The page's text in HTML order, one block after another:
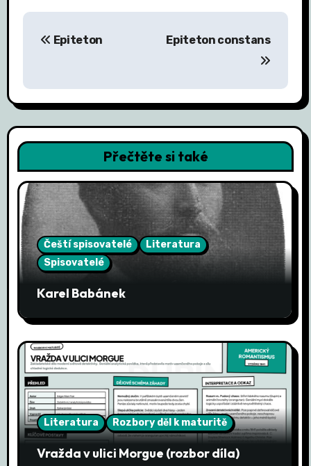
N
v
i
g
a
c
e
p
r
o
p
ř
í
s
Epiteton Epiteton constans
Přečtěte si také
Čeští spisovatelé
Literatura
Spisovatelé
Karel Babánek
Literatura Rozbory děl k maturitě
Vražda v ulici Morgue (rozbor díla)